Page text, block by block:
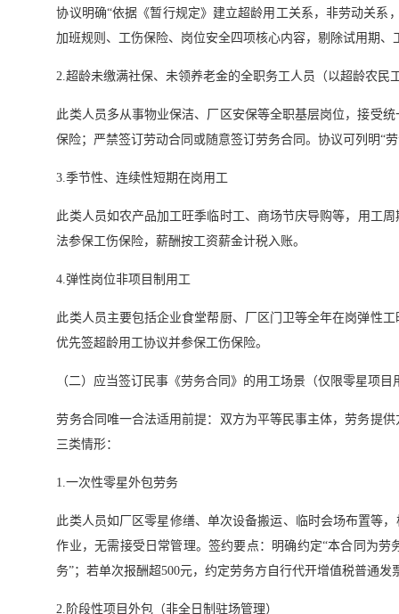
协议明确“依据《暂行规定》建立超龄用工关系，非劳动关
加班规则、工伤保险、岗位安全四项核心内容，剔除试用期、
2.超龄未缴满社保、未领养老金的全职务工人员（以超龄农民
此类人员多从事物业保洁、厂区安保等全职基层岗位，接受
保险；严禁签订劳动合同或随意签订劳务合同。协议可列明“
3.季节性、连续性短期在岗用工
此类人员如农产品加工旺季临时工、商场节庆导购等，用工
法参保工伤保险，薪酬按工资薪金计税入账。
4.弹性岗位非项目制用工
此类人员主要包括企业食堂帮厨、厂区门卫等全年在岗弹性
优先签超龄用工协议并参保工伤保险。
（二）应当签订民事《劳务合同》的用工场景（仅限零星项目
劳务合同唯一合法适用前提：双方为平等民事主体，劳务提
三类情形：
1.一次性零星外包劳务
此类人员如厂区零星修缮、单次设备搬运、临时会场布置等
作业，无需接受日常管理。签约要点：明确约定“本合同为
务”；若单次报酬超500元，约定劳务方自行代开增值税普通
2.阶段性项目外包（非全日制驻场管理）